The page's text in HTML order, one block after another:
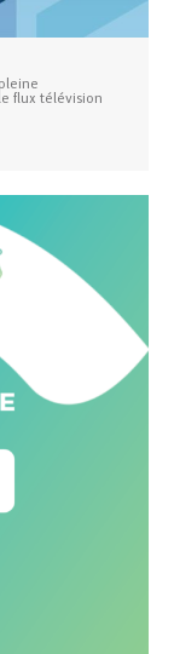
flux télévision